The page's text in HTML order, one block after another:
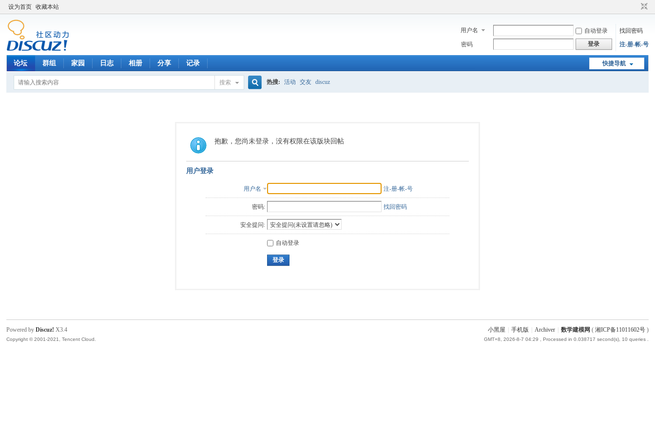
设为首页 收藏本站
用户名 自动登录
找回密码
密码
登录 注-册-帐-号
快捷导航
论坛 群组 家园 日志 相册 分享 记录
搜索
索
热搜: 活动 交友 discuz
抱歉，您尚未登录，没有权限在该版块回帖
用户登录
用户名 注-册-帐-号
密码: 找回密码
安全提问:
自动登录
登录
小黑屋 手机版 Archiver 数学建模网 ( 湘ICP备11011602号)
GMT+8, 2026-8-7 04:29 , Processed in 0.038717 second(s), 10 queries .
Powered byDiscuz! X3.4
Copyright © 2001-2021, Tencent Cloud.